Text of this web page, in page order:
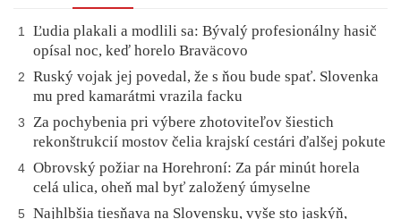
1
Ľudia plakali a modlili sa: Bývalý profesionálny hasič
opísal noc, keď horelo Braväcovo
2
Ruský vojak jej povedal, že s ňou bude spať. Slovenka
mu pred kamarátmi vrazila facku
3
Za pochybenia pri výbere zhotoviteľov šiestich
rekonštrukcií mostov čelia krajskí cestári ďalšej pokute
4 Obrovský požiar na Horehroní: Za pár minút horela
celá ulica, oheň mal byť založený úmyselne
5
Najhlbšia tiesňava na Slovensku, vyše sto jaskýň,